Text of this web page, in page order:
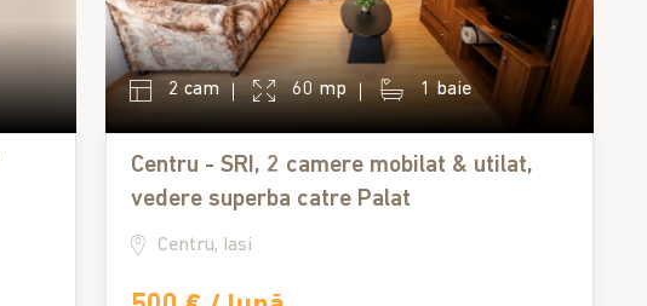
2 cam 60 mp 1 baie
Centru - SRI, 2 camere mobilat & utilat,
vedere superba catre Palat
Centru, Iasi